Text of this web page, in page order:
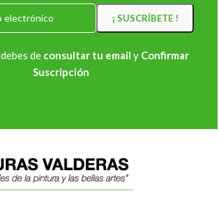
de consultar tu email y Confirmar
Suscripción